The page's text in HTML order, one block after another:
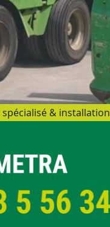
& installation